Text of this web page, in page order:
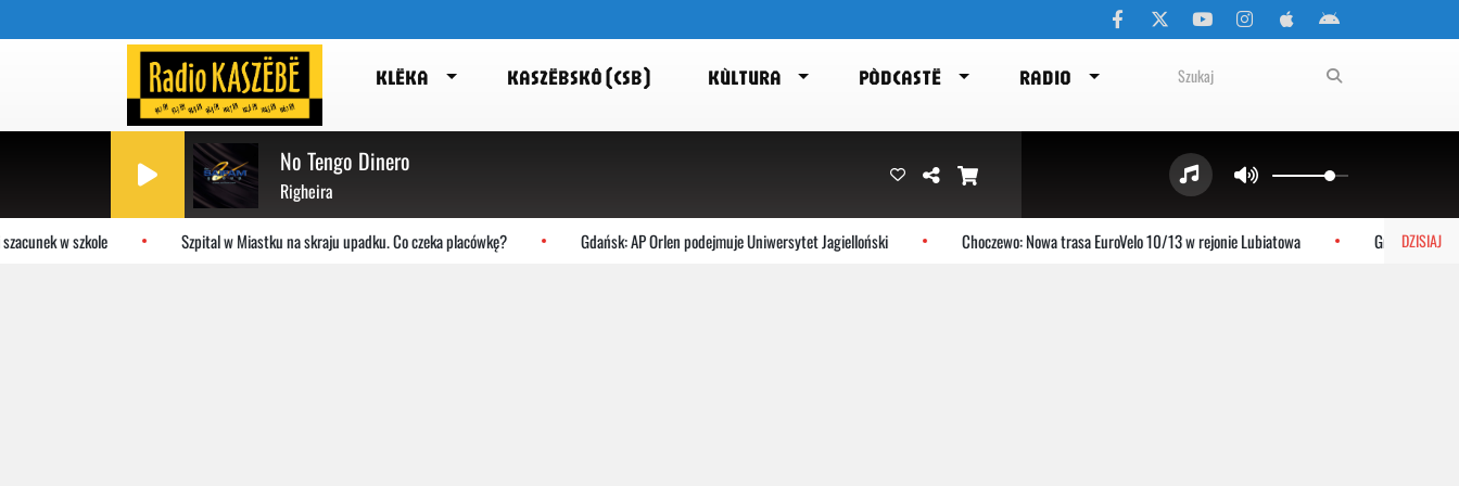
KLËKA KASZËBSKÔ (CSB) KÙLTURA PÒDCASTË RADIO
No Tengo Dinero
Righeira
DZISIAJ
w szkole Szpital w Miastku na skraju upadku. Co czeka placówkę? Gdańsk: AP Orlen podejmuje Uniwersytet Jagielloński Choczewo: Nowa trasa EuroVelo 10/13 w rejonie Lubiatowa Gniewino: